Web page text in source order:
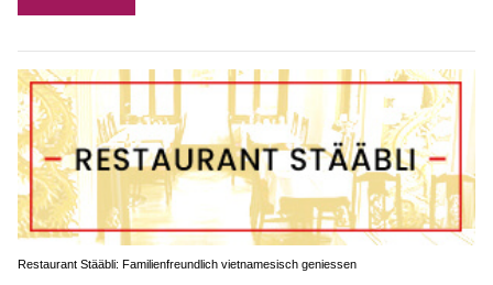
Restaurant Stääbli: Familienfreundlich vietnamesisch geniessen